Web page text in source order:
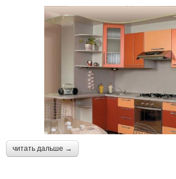
читать дальше →